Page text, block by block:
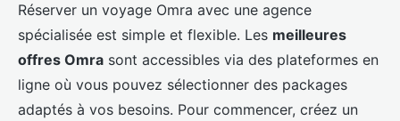
Réserver un voyage Omra avec une agence
spécialisée est simple et flexible. Les meilleures
offres Omra sont accessibles via des plateformes en
ligne où vous pouvez sélectionner des packages
adaptés à vos besoins. Pour commencer, créez un